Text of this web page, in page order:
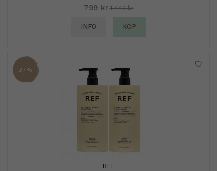
799 kr 1 442 kr
INFO KÖP
37%
REF